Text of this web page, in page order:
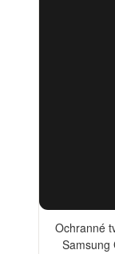
Ochranné
Samsung